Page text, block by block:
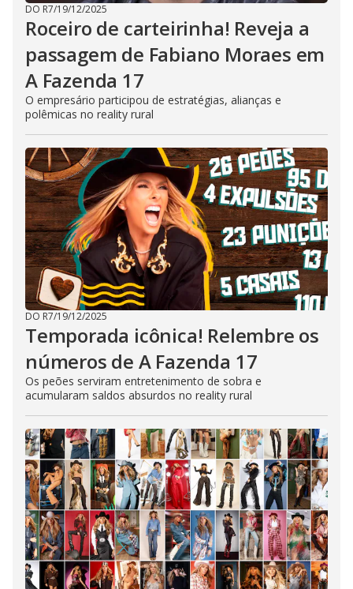
DO R7/19/12/2025
Roceiro de carteirinha! Reveja a
passagem de Fabiano Moraes em
A Fazenda 17
O empresário participou de estratégias, alianças e
polêmicas no reality rural
DO R7/19/12/2025
Temporada icônica! Relembre os
números de A Fazenda 17
Os peões serviram entretenimento de sobra e
acumularam saldos absurdos no reality rural